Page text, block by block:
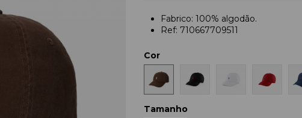
Fabrico: 100% algodão.
Ref: 710667709511
Cor
Tamanho